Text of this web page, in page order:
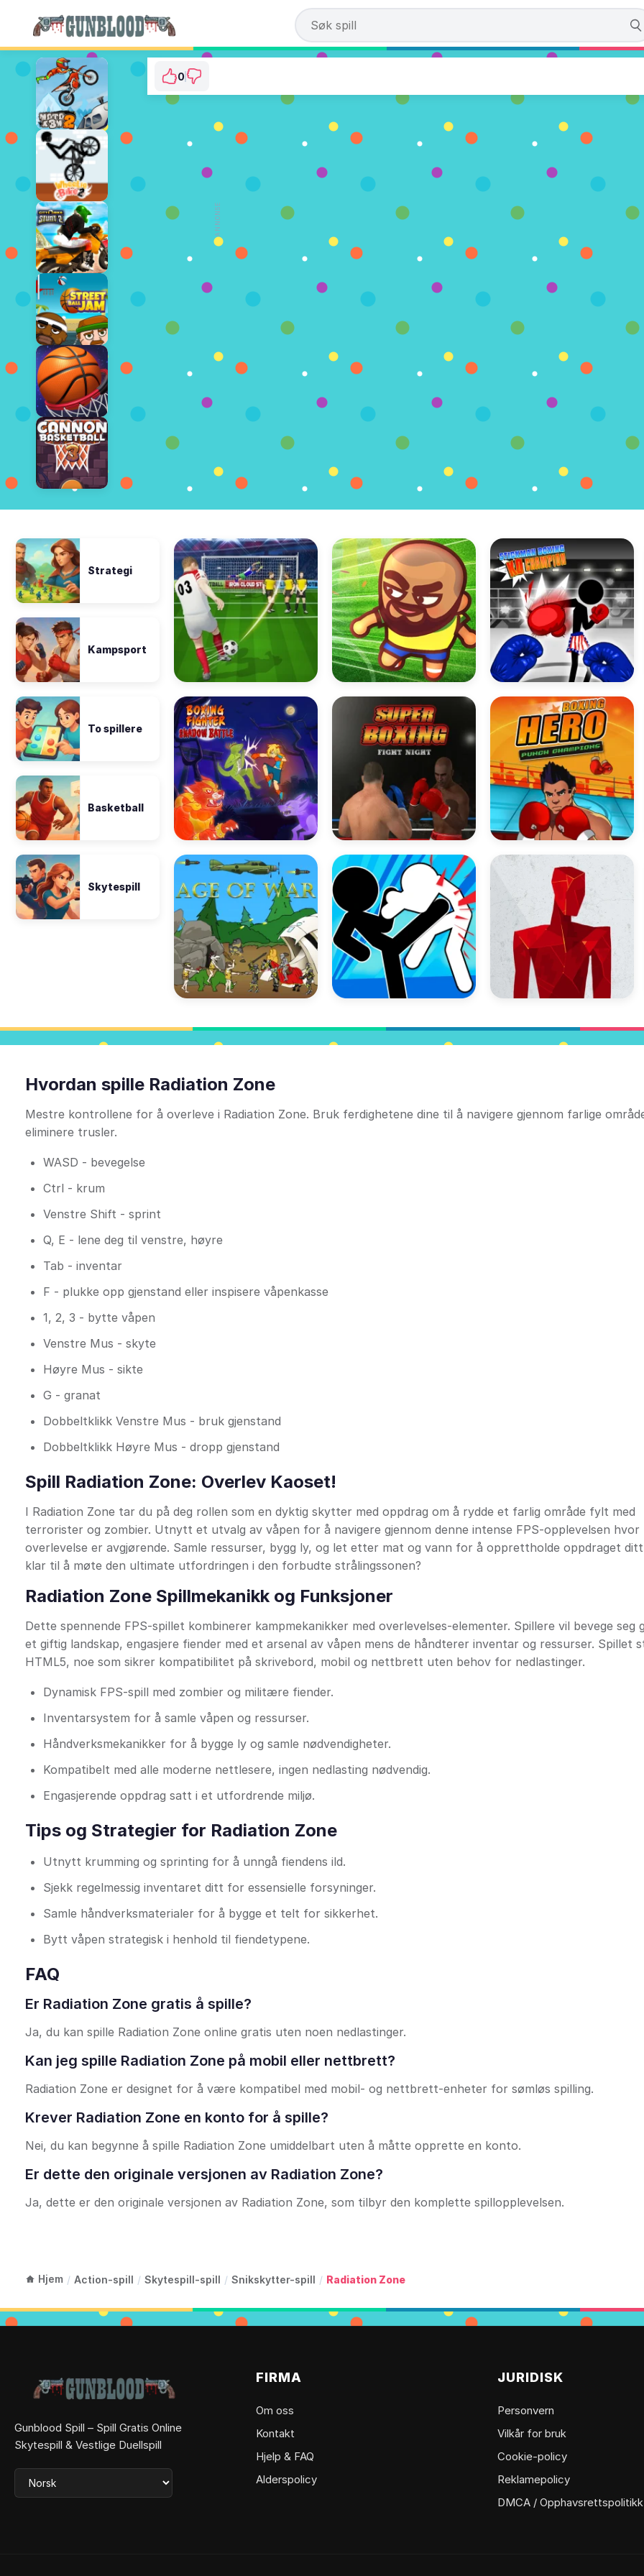
⭐ Har ikke blitt stemt på ennå. (0 Stemmer)
SPILL NÅ
0
ANNONSE
Strategi
Kampsport
To spillere
Basketball
Skytespill
Hvordan spille Radiation Zone
Mestre kontrollene for å overleve i Radiation Zone. Bruk ferdighetene dine til å navigere gjennom farlige
eliminere trusler.
WASD - bevegelse
Ctrl - krum
Venstre Shift - sprint
Q, E - lene deg til venstre, høyre
Tab - inventar
F - plukke opp gjenstand eller inspisere våpenkasse
1, 2, 3 - bytte våpen
Venstre Mus - skyte
Høyre Mus - sikte
G - granat
Dobbeltklikk Venstre Mus - bruk gjenstand
Dobbeltklikk Høyre Mus - dropp gjenstand
Spill Radiation Zone: Overlev Kaoset!
I Radiation Zone tar du på deg rollen som en dyktig skytter med oppdrag om å rydde et farlig område fylt med
terrorister og zombier. Utnytt et utvalg av våpen for å navigere gjennom denne intense FPS-opplevelsen hvor
overlevelse er avgjørende. Samle ressurser, bygg ly, og let etter mat og vann for å opprettholde oppdraget
klar til å møte den ultimate utfordringen i den forbudte strålingssonen?
Radiation Zone Spillmekanikk og Funksjoner
Dette spennende FPS-spillet kombinerer kampmekanikker med overlevelses-elementer. Spillere vil bevege seg
et giftig landskap, engasjere fiender med et arsenal av våpen mens de håndterer inventar og ressurser. Spillet
HTML5, noe som sikrer kompatibilitet på skrivebord, mobil og nettbrett uten behov for nedlastinger.
Dynamisk FPS-spill med zombier og militære fiender.
Inventarsystem for å samle våpen og ressurser.
Håndverksmekanikker for å bygge ly og samle nødvendigheter.
Kompatibelt med alle moderne nettlesere, ingen nedlasting nødvendig.
Engasjerende oppdrag satt i et utfordrende miljø.
Tips og Strategier for Radiation Zone
Utnytt krumming og sprinting for å unngå fiendens ild.
Sjekk regelmessig inventaret ditt for essensielle forsyninger.
Samle håndverksmaterialer for å bygge et telt for sikkerhet.
Bytt våpen strategisk i henhold til fiendetypene.
FAQ
Er Radiation Zone gratis å spille?
Ja, du kan spille Radiation Zone online gratis uten noen nedlastinger.
Kan jeg spille Radiation Zone på mobil eller nettbrett?
Radiation Zone er designet for å være kompatibel med mobil- og nettbrett-enheter for sømløs spilling.
Krever Radiation Zone en konto for å spille?
Nei, du kan begynne å spille Radiation Zone umiddelbart uten å måtte opprette en konto.
Er dette den originale versjonen av Radiation Zone?
Ja, dette er den originale versjonen av Radiation Zone, som tilbyr den komplette spillopplevelsen.
Hjem / Action-spill / Skytespill-spill / Snikskytter-spill / Radiation Zone
Gunblood Spill – Spill Gratis Online
Skytespill & Vestlige Duellspill
FIRMA
Om oss
Kontakt
Hjelp & FAQ
Alderspolicy
JURIDISK
Personvern
Vilkår for bruk
Cookie-policy
Reklamepolicy
DMCA / Opphavsrettspolitikk